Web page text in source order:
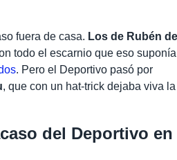
fuera de casa. Los de Rubén de
todo el escarnio que eso suponía
. Pero el Deportivo pasó por
, que con un hat-trick dejaba viva la
del Deportivo en